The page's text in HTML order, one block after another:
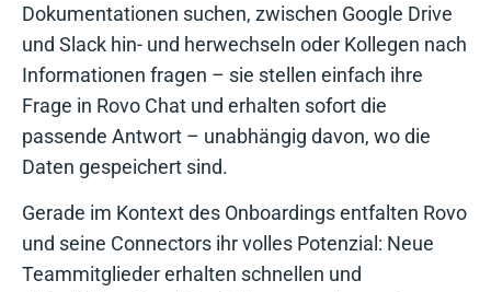
Dokumentationen suchen, zwischen Google Drive
und Slack hin- und herwechseln oder Kollegen nach
Informationen fragen – sie stellen einfach ihre
Frage in Rovo Chat und erhalten sofort die
passende Antwort – unabhängig davon, wo die
Daten gespeichert sind.
Gerade im Kontext des Onboardings entfalten Rovo
und seine Connectors ihr volles Potenzial: Neue
Teammitglieder erhalten schnellen und